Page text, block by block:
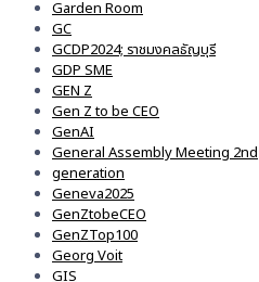
Garden Room
GC
GCDP2024; ราชมงคลธัญบุรี
GDP SME
GEN Z
Gen Z to be CEO
GenAI
General Assembly Meeting 2nd
generation
Geneva2025
GenZtobeCEO
GenZTop100
Georg Voit
GIS